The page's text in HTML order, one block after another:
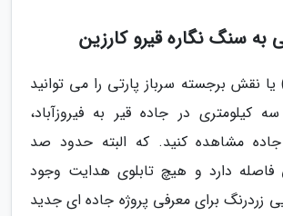
سنگ نگاره قیرو کارزین
نقش برجسته سرباز پارتی را می توانید
کیلومتری در جاده قیر به فیروزآباد،
مشاهده کنید. که البته حدود صد
فاصله دارد و هیچ تابلوی هدایت وجود
زردرنگ برای معرفی پروژه جاده ای جدید